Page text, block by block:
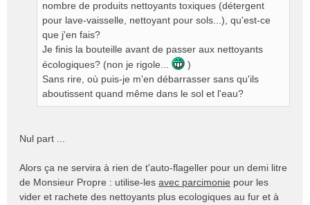
nombre de produits nettoyants toxiques (détergent
pour lave-vaisselle, nettoyant pour sols...), qu'est-ce
que j'en fais?
Je finis la bouteille avant de passer aux nettoyants
écologiques? (non je rigole...
)
Sans rire, où puis-je m'en débarrasser sans qu'ils
aboutissent quand même dans le sol et l'eau?
Nul part ...
Alors ça ne servira à rien de t'auto-flageller pour un demi litre
de Monsieur Propre : utilise-les avec parcimonie pour les
vider et rachete des nettoyants plus ecologiques au fur et à